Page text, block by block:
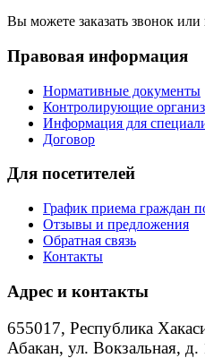
Вы можете заказать звонок или
Правовая информация
Нормативные документы
Контролирующие
Информация для
Договор
Для посетителей
График приема граждан
Отзывы и предложения
Обратная связь
Контакты
Адрес и контакты
655017, Республика
Абакан, ул. Вокзальная, д.